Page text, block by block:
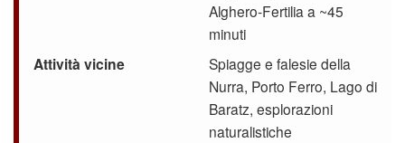
Alghero‑Fertilia a ~45
minuti
Attività vicine
Spiagge e falesie della
Nurra, Porto Ferro, Lago di
Baratz, esplorazioni
naturalistiche